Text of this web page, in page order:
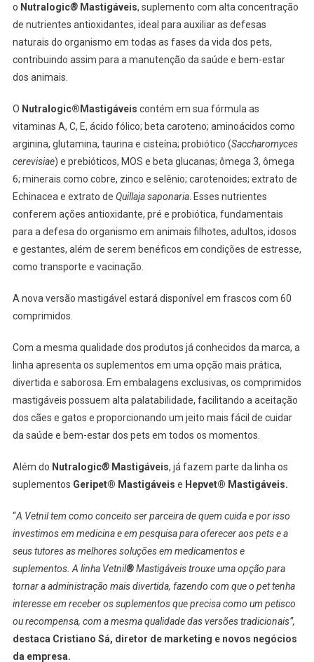
o Nutralogic® Mastigáveis, suplemento com alta concentração
de nutrientes antioxidantes, ideal para auxiliar as defesas
naturais do organismo em todas as fases da vida dos pets,
contribuindo assim para a manutenção da saúde e bem-estar
dos animais.
O Nutralogic® Mastigáveis contém em sua fórmula as
vitaminas A, C, E, ácido fólico; beta caroteno; aminoácidos como
arginina, glutamina, taurina e cisteína; probiótico (Saccharomyces
cerevisiae) e prebióticos, MOS e beta glucanas; ômega 3, ômega
6; minerais como cobre, zinco e selênio; carotenoides; extrato de
Echinacea e extrato de Quillaja saponaria. Esses nutrientes
conferem ações antioxidante, pré e probiótica, fundamentais
para a defesa do organismo em animais filhotes, adultos, idosos
e gestantes, além de serem benéficos em condições de estresse,
como transporte e vacinação.
A nova versão mastigável estará disponível em frascos com 60
comprimidos.
Com a mesma qualidade dos produtos já conhecidos da marca, a
linha apresenta os suplementos em uma opção mais prática,
divertida e saborosa. Em embalagens exclusivas, os comprimidos
mastigáveis possuem alta palatabilidade, facilitando a aceitação
dos cães e gatos e proporcionando um jeito mais fácil de cuidar
da saúde e bem-estar dos pets em todos os momentos.
Além do Nutralogic® Mastigáveis, já fazem parte da linha os
suplementos Geripet® Mastigáveis e Hepvet® Mastigáveis.
“A Vetnil tem como conceito ser parceira de quem cuida e por isso
investimos em medicina e em pesquisa para oferecer aos pets e a
seus tutores as melhores soluções em medicamentos e
suplementos. A linha Vetnil®Mastigáveis trouxe uma opção para
tornar a administração mais divertida, fazendo com que o pet tenha
interesse em receber os suplementos que precisa como um petisco
ou recompensa, com a mesma qualidade das versões tradicionais”,
destaca Cristiano Sá, diretor de marketing e novos negócios
da empresa.